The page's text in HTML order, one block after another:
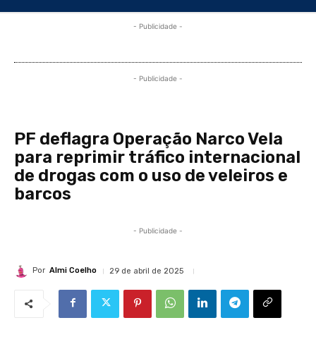
- Publicidade -
- Publicidade -
PF deflagra Operação Narco Vela
para reprimir tráfico internacional
de drogas com o uso de veleiros e
barcos
- Publicidade -
Por Almi Coelho 29 de abril de 2025